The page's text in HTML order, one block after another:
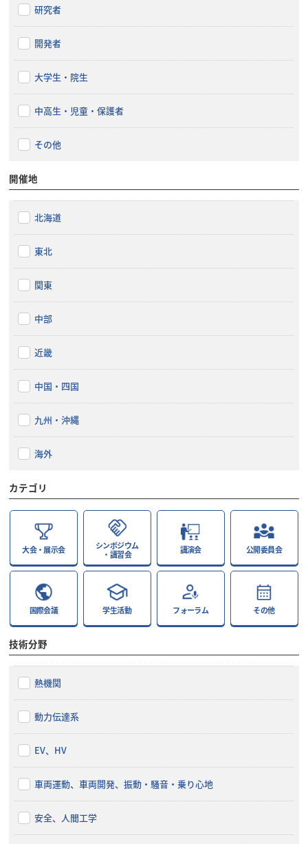
研究者
開発者
大学生・院生
中高生・児童・保護者
その他
開催地
北海道
東北
関東
中部
近畿
中国・四国
九州・沖縄
海外
カテゴリ
大会・展示会
シンポジウム
・講習会
講演会 公開委員会
国際会議 学生活動 フォーラム その他
技術分野
熱機関
動力伝達系
EV、HV
車両運動、車両開発、振動・騒音・乗り心地
安全、人間工学